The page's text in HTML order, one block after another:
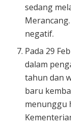
sedang
negatif.
Pada 29
dalam
tahun dan
baru
menunggu